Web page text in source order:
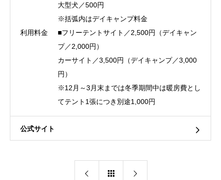
大型犬／500円
※括弧内はデイキャンプ料金
利用料金
■フリーテントサイト／2,500円（デイキャン
プ／2,000円）
カーサイト／3,500円（デイキャンプ／3,000
円）
※12月～3月末までは冬季期間中は暖房費とし
てテント1張につき別途1,000円
公式サイト